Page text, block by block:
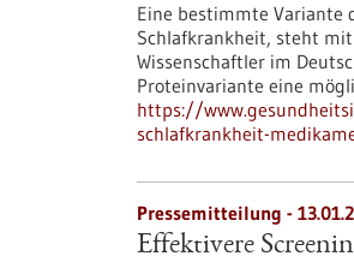
Eine bestimmte Variante
Schlafkrankheit, steht
Wissenschaftler im
Proteinvariante eine
https://
schlafkrankheit-
Pressemitteilung -
Effektivere